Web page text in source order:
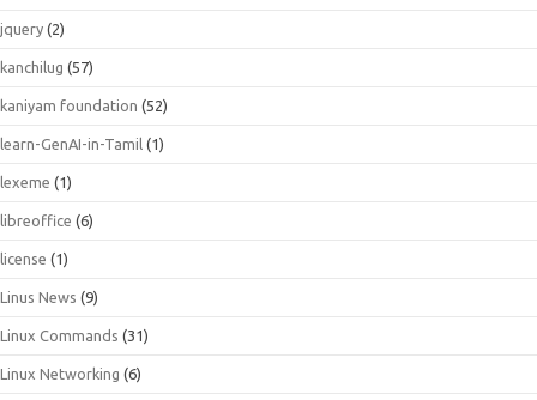
jquery (2)
kanchilug (57)
kaniyam foundation (52)
learn-GenAI-in-Tamil (1)
lexeme (1)
libreoffice (6)
license (1)
Linus News (9)
Linux Commands (31)
Linux Networking (6)